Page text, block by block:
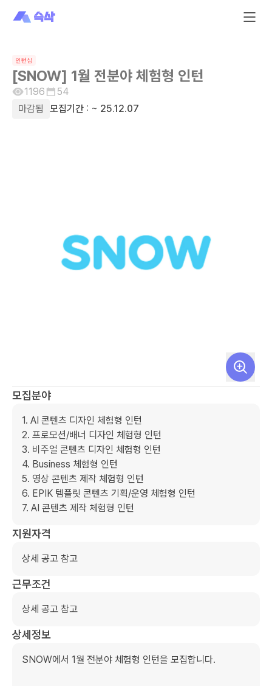
인턴십
[SNOW] 1월 전분야 체험형 인턴
1196
54
마감됨
모집기간 : ~ 25.12.07
모집분야
1. ﻿AI 콘텐츠 디자인 체험형 인턴
2. 프로모션/배너 디자인 체험형 인턴
﻿3. 비주얼 콘텐츠 디자인 체험형 인턴
4. Business 체험형 인턴
5. 영상 콘텐츠 제작 체험형 인턴
6. EPIK 템플릿 콘텐츠 기획/운영 체험형 인턴
7. AI 콘텐츠 제작 체험형 인턴
지원자격
상세 공고 참고
근무조건
상세 공고 참고
상세정보
SNOW에서 1월 전분야 체험형 인턴을 모집합니다.